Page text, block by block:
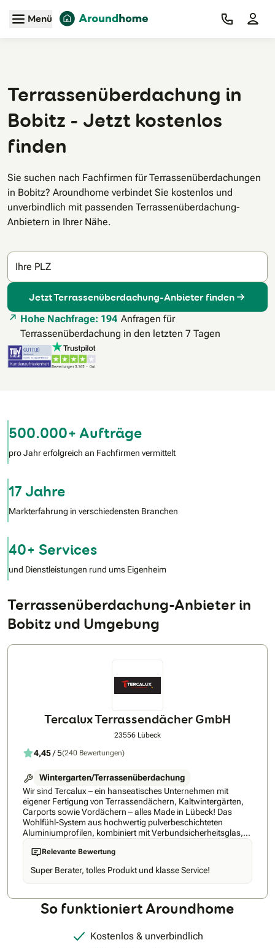
Zum Hauptinhalt
Menü
Terrassenüberdachung in
Bobitz - Jetzt kostenlos
finden
Sie suchen nach Fachfirmen für Terrassenüberdachungen
in Bobitz? Aroundhome verbindet Sie kostenlos und
unverbindlich mit passenden Terrassenüberdachung-
Anbietern in Ihrer Nähe.
Ihre PLZ
Jetzt Terrassenüberdachung-Anbieter finden
Hohe Nachfrage: 194 Anfragen für
Terrassenüberdachung in den letzten 7 Tagen
500.000+ Aufträge
pro Jahr erfolgreich an Fachfirmen vermittelt
17 Jahre
Markterfahrung in verschiedensten Branchen
40+ Services
und Dienstleistungen rund ums Eigenheim
Terrassenüberdachung-Anbieter in
Bobitz und Umgebung
Tercalux Terrassendächer GmbH
23556 Lübeck
4,45/ 5(240 Bewertungen)
Wintergarten/Terrassenüberdachung
Wir sind Tercalux – ein hanseatisches Unternehmen mit
eigener Fertigung von Terrassendächern, Kaltwintergärten,
Carports sowie Vordächern – alles Made in Lübeck! Das
Wohlfühl-System aus hochwertig pulverbeschichteten
Aluminiumprofilen, kombiniert mit Verbundsicherheitsglas,
für den Bau Ihrer Träume. Tercalux bietet Ihnen: • Preiswert
durch eigene Produktion Made in Lübeck • Alles aus einer
Hand von Beratung bis Montage • Festpreisgarantie – keine
versteckten Kosten • Professionelle, fachgerechte Montage •
Dachformen gemäß Ihrer Wünsche • Genaue
Relevante Bewertung
Super Berater, tolles Produkt und klasse Service!
So funktioniert Aroundhome
Kostenlos & unverbindlich